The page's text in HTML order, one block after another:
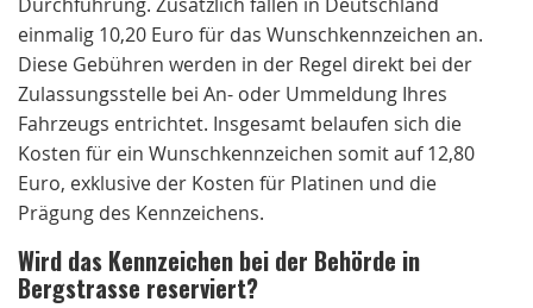
einmalig 10,20 Euro für das Wunschkennzeichen an.
Diese Gebühren werden in der Regel direkt bei der
Zulassungsstelle bei An- oder Ummeldung Ihres
Fahrzeugs entrichtet. Insgesamt belaufen sich die
Kosten für ein Wunschkennzeichen somit auf 12,80
Euro, exklusive der Kosten für Platinen und die
Prägung des Kennzeichens.
Wird das Kennzeichen bei der Behörde in
Bergstrasse reserviert?